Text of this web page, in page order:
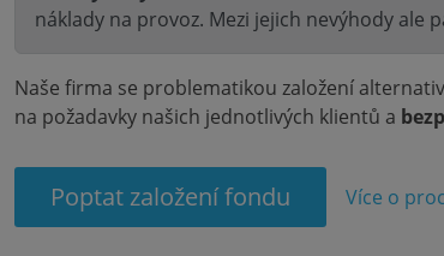
náklady na provoz. Mezi jejich nevýhody ale
Naše firma se problematikou založení
na požadavky našich jednotlivých klientů a
Poptat založení fondu Více o